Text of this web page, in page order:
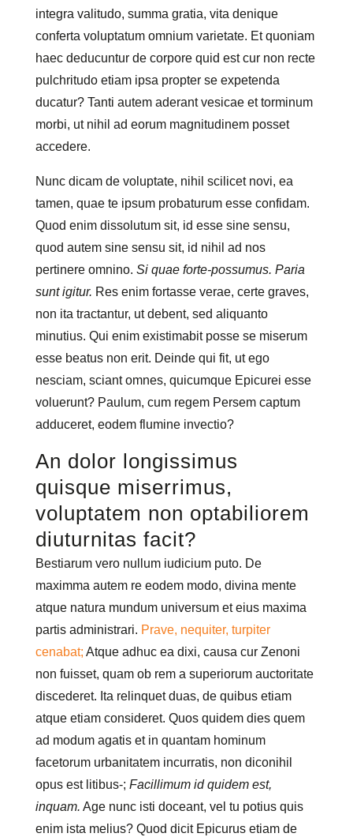
integra valitudo, summa gratia, vita denique
conferta voluptatum omnium varietate. Et quoniam
haec deducuntur de corpore quid est cur non recte
pulchritudo etiam ipsa propter se expetenda
ducatur? Tanti autem aderant vesicae et torminum
morbi, ut nihil ad eorum magnitudinem posset
accedere.
Nunc dicam de voluptate, nihil scilicet novi, ea
tamen, quae te ipsum probaturum esse confidam.
Quod enim dissolutum sit, id esse sine sensu,
quod autem sine sensu sit, id nihil ad nos
pertinere omnino. Si quae forte-possumus. Paria
sunt igitur. Res enim fortasse verae, certe graves,
non ita tractantur, ut debent, sed aliquanto
minutius. Qui enim existimabit posse se miserum
esse beatus non erit. Deinde qui fit, ut ego
nesciam, sciant omnes, quicumque Epicurei esse
voluerunt? Paulum, cum regem Persem captum
adduceret, eodem flumine invectio?
An dolor longissimus
quisque miserrimus,
voluptatem non optabiliorem
diuturnitas facit?
Bestiarum vero nullum iudicium puto. De
maximma autem re eodem modo, divina mente
atque natura mundum universum et eius maxima
partis administrari. Prave, nequiter, turpiter
cenabat; Atque adhuc ea dixi, causa cur Zenoni
non fuisset, quam ob rem a superiorum auctoritate
discederet. Ita relinquet duas, de quibus etiam
atque etiam consideret. Quos quidem dies quem
ad modum agatis et in quantam hominum
facetorum urbanitatem incurratis, non diconihil
opus est litibus-; Facillimum id quidem est,
inquam. Age nunc isti doceant, vel tu potius quis
enim ista melius? Quod dicit Epicurus etiam de